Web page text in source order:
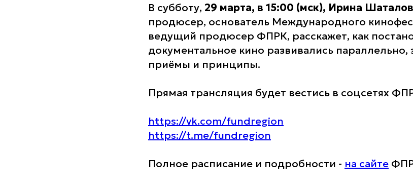
В субботу, 29 марта, в 15:00 (мск), Ирина
продюсер, основатель Международного
ведущий продюсер ФПРК, расскажет, как
документальное кино развивались параллельно,
приёмы и принципы.
Прямая трансляция будет вестись в соцсетях
https://vk.com/fundregion
https://t.me/fundregion
Полное расписание и подробности - на сайте